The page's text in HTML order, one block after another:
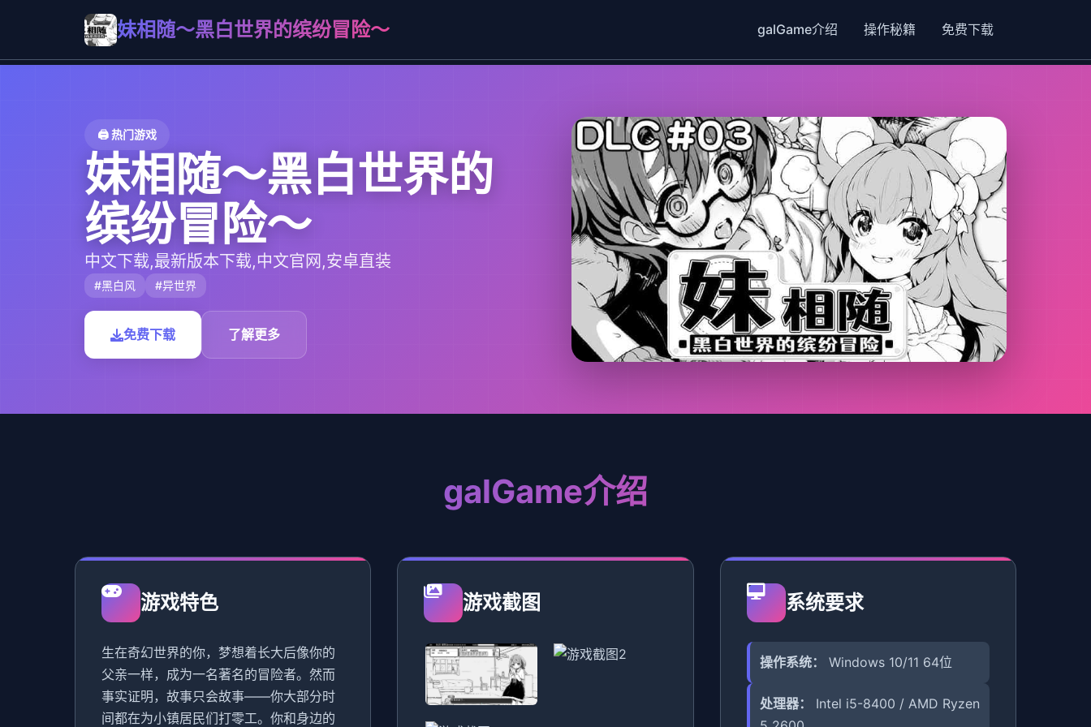
妹相随～黑白世界的缤纷冒险～ galGame介绍 操作秘籍 免费下载
🖨️ 热门游戏
妹相随～黑白世界的
缤纷冒险～
中文下载,最新版本下载,中文官网,安卓直装
#黑白风 #异世界
免费下载 了解更多
galGame介绍
游戏特色
生在奇幻世界的你，梦想着长大后像你的
父亲一样，成为一名著名的冒险者。然而
事实证明，故事只会故事——你大部分时
间都在为小镇居民们打零工。你和身边的
游戏截图 系统要求
操作系统： Windows 10/11 64位
处理器：
Intel i5-8400 / AMD Ryzen